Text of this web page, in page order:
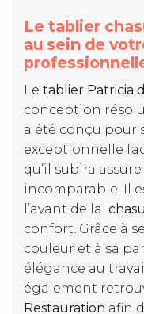
Le tablier
au sein de
Le tablier Patricia
conception
a été conçu pour
exceptionnelle
qu’il subira
incomparable. Il
l’avant de la
confort. Grâce à
couleur et à sa
élégance au
également
Restauration afin